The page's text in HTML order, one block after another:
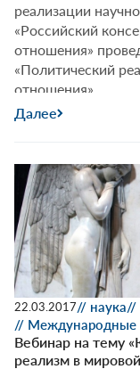
реализации
«Российский
отношения»
«Политический
отношения».
Далее
22.03.2017// наука//
// Международные
Вебинар на тему
реализм в